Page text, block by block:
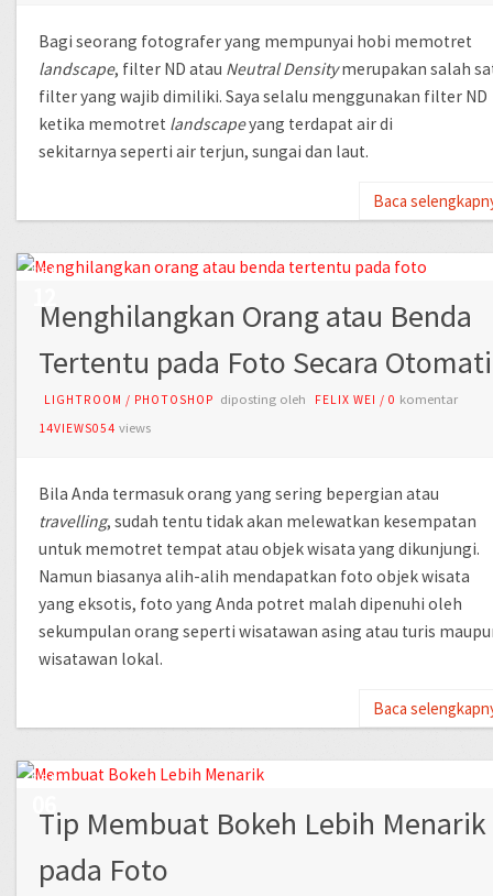
Bagi seorang fotografer yang mempunyai hobi memotret
landscape, filter ND atau Neutral Densitymerupakan salah
filter yang wajib dimiliki. Saya selalu menggunakan filter ND
ketika memotret landscapeyang terdapat air di
sekitarnya seperti air terjun, sungai dan laut.
Baca
SEP
Menghilangkan Orang atau Benda
Tertentu pada Foto Secara
LIGHTROOM / PHOTOSHOP diposting oleh FELIX WEI / 0 komentar
14VIEWS054 views
Bila Anda termasuk orang yang sering bepergian atau
travelling, sudah tentu tidak akan melewatkan kesempatan
untuk memotret tempat atau objek wisata yang dikunjungi.
Namun biasanya alih-alih mendapatkan foto objek wisata
yang eksotis, foto yang Anda potret malah dipenuhi oleh
sekumpulan orang seperti wisatawan asing atau turis
wisatawan lokal.
Baca
SEP
Tip Membuat Bokeh Lebih Menarik
pada Foto